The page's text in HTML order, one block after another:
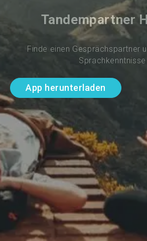
Tandempartner
Finde einen Gesprächspartner
Sprachkenntnisse
App herunterladen